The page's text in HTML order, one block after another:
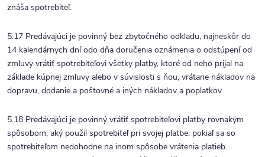
znáša spotrebiteľ.
5.17 Predávajúci je povinný bez zbytočného odkladu, najneskôr do
14 kalendárnych dní odo dňa doručenia oznámenia o odstúpení od
zmluvy vrátiť spotrebiteľovi všetky platby, ktoré od neho prijal na
základe kúpnej zmluvy alebo v súvislosti s ňou, vrátane nákladov na
dopravu, dodanie a poštovné a iných nákladov a poplatkov.
5.18 Predávajúci je povinný vrátiť spotrebiteľovi platby rovnakým
spôsobom, aký použil spotrebiteľ pri svojej platbe, pokiaľ sa so
spotrebiteľom nedohodne na inom spôsobe vrátenia platieb.